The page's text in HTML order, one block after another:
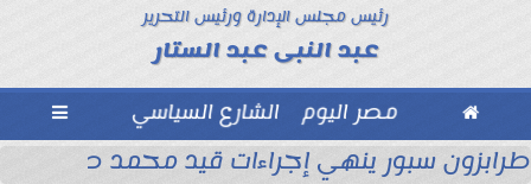
رئيس مجلس الإدارة ورئيس التحرير
عبد النبى عبد الستار
 مصر اليوم الشارع السياسي 
طرابزون سبور ينهي إجراءات قيد محمد صلاح